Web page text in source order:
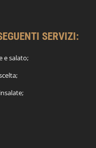
SERVIZI:
e salato;